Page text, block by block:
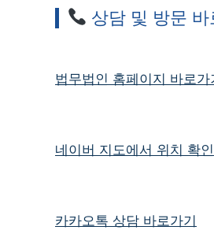
상담 및 방문 바
법무법인 홈페이지 바로가
네이버 지도에서 위치 확인
카카오톡 상담 바로가기